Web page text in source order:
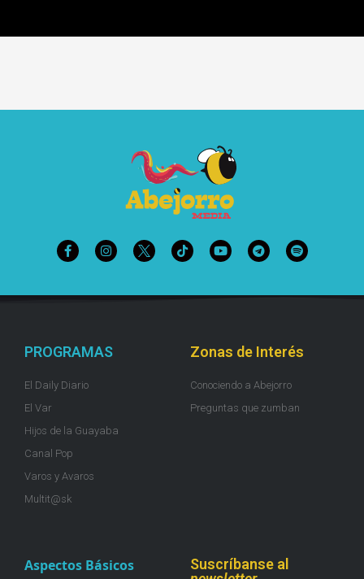
PROGRAMAS
El Daily Diario
El Var
Hijos de la Guayaba
Canal Pop
Varos y Avaros
Multit@sk
Zonas de Interés
Conociendo a Abejorro
Preguntas que zumban
Aspectos Básicos
Suscríbanse al